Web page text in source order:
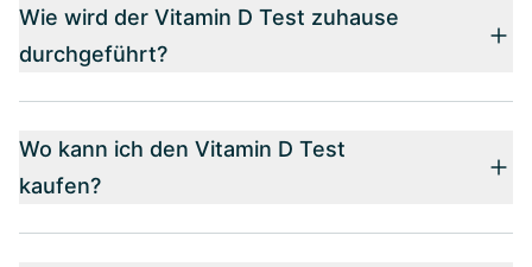
Wie wird der Vitamin D Test zuhause
durchgeführt?
Wo kann ich den Vitamin D Test
kaufen?